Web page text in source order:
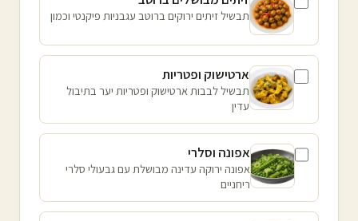
תבשיל זיתים ירוקים ברוטב עגבניות פיקנטי וכמון
ארטישוק ופטריות
תבשיל לבבות ארטישוק ופטריות יער בתיבול
עדין
אפונה וסלרי
אפונה ירוקה עדינה מבושלת עם גבעולי סלרי
ריחניים